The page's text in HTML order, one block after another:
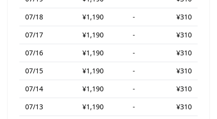
07/18
¥1,190 -
¥310
07/17
¥1,190 -
¥310
07/16
¥1,190 -
¥310
07/15
¥1,190 -
¥310
07/14
¥1,190 -
¥310
07/13
¥1,190 -
¥310